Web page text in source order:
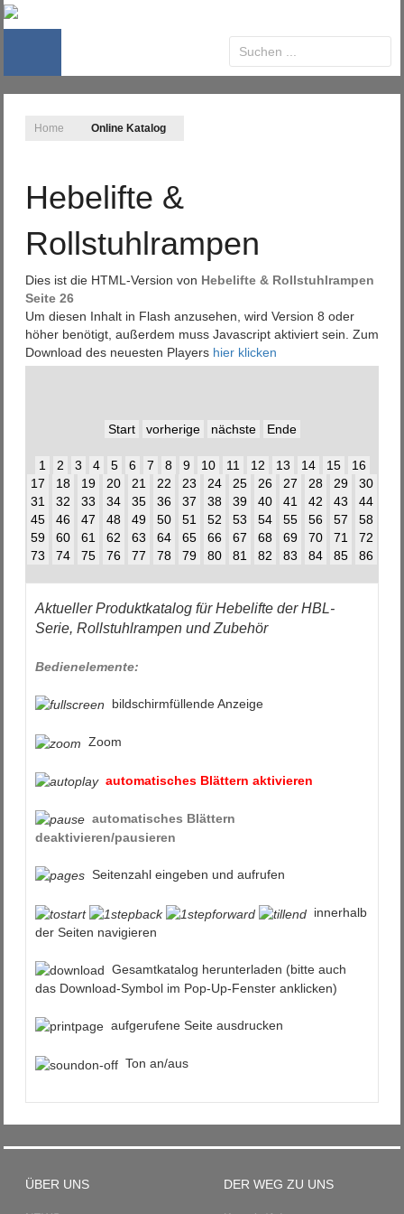
Home Online Katalog
Hebelifte &
Rollstuhlrampen
Dies ist die HTML-Version von Hebelifte & Rollstuhlrampen
Seite 26
Um diesen Inhalt in Flash anzusehen, wird Version 8 oder
höher benötigt, außerdem muss Javascript aktiviert sein. Zum
Download des neuesten Players hier klicken
Start vorherige nächste Ende
1 2 3 4 5 6 7 8 9 10 11 12 13 14 15
16
17
18 19 20 21 22 23 24 25 26 27 28 29
30
31
32 33 34 35 36 37 38 39 40 41 42 43
44
45
46 47 48 49 50 51 52 53 54 55 56 57
58
59
60 61 62 63 64 65 66 67 68 69 70 71
72
73
74 75 76 77 78 79 80 81 82 83 84 85 86
Aktueller Produktkatalog für Hebelifte der HBL-
Serie, Rollstuhlrampen und Zubehör
Bedienelemente:
bildschirmfüllende Anzeige
Zoom
automatisches Blättern aktivieren
automatisches Blättern
deaktivieren/pausieren
Seitenzahl eingeben und aufrufen
innerhalb
der Seiten navigieren
Gesamtkatalog herunterladen (bitte auch
das Download-Symbol im Pop-Up-Fenster anklicken)
aufgerufene Seite ausdrucken
Ton an/aus
ÜBER UNS DER WEG ZU UNS